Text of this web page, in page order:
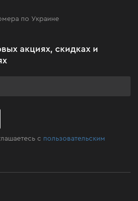
по Украине
акциях, скидках и
с пользовательским